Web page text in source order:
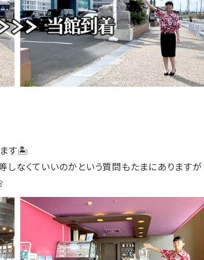
ます🏝
しなくていいのかという質問もたまにありますが